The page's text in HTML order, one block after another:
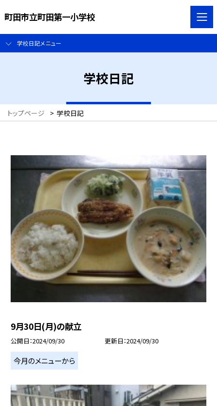
町田市立町田第一小学校
学校日記メニュー
学校日記
トップページ > 学校日記
9月30日(月)の献立
公開日 2024/09/30 更新日 2024/09/30
今月のメニューから